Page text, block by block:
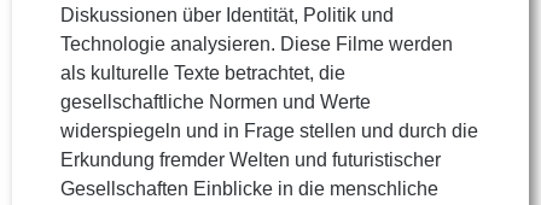
Diskussionen über Identität, Politik und
Technologie analysieren. Diese Filme werden
als kulturelle Texte betrachtet, die
gesellschaftliche Normen und Werte
widerspiegeln und in Frage stellen und durch die
Erkundung fremder Welten und futuristischer
Gesellschaften Einblicke in die menschliche